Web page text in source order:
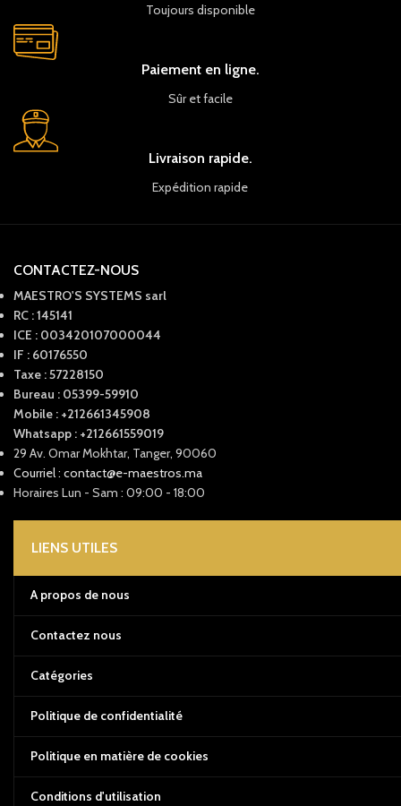
Toujours disponible
Paiement en ligne.
Sûr et facile
Livraison rapide.
Expédition rapide
CONTACTEZ-NOUS
MAESTRO'S SYSTEMS sarl
RC : 145141
ICE : 003420107000044
IF : 60176550
Taxe : 57228150
Bureau : 05399-59910
Mobile : +212661345908
Whatsapp : +212661559019
29 Av. Omar Mokhtar, Tanger, 90060
Courriel : contact@e-maestros.ma
Horaires Lun - Sam : 09:00 - 18:00
LIENS UTILES
A propos de nous
Contactez nous
Catégories
Politique de confidentialité
Politique en matière de cookies
Conditions d'utilisation